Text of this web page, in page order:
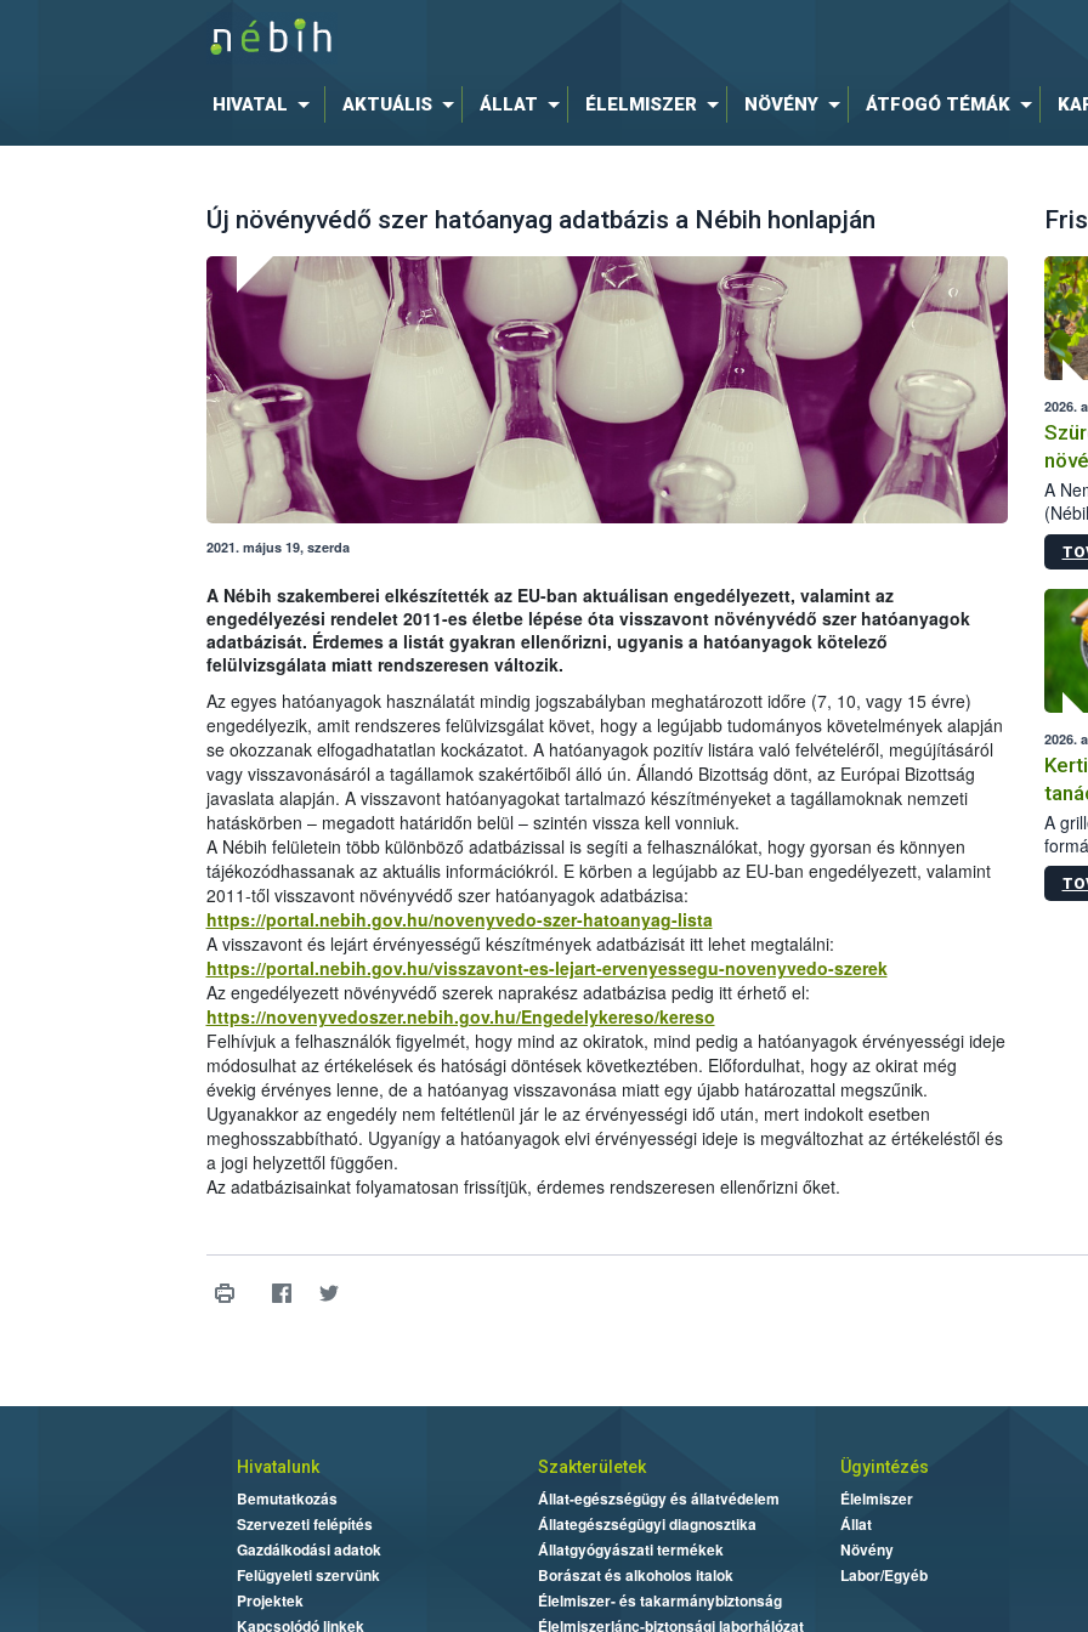
HIVATAL AKTUÁLIS ÁLLAT ÉLELMISZER NÖVÉNY ÁTFOGÓ TÉMÁK
Új növényvédő szer hatóanyag adatbázis a Nébih honlapján
2021. május 19, szerda
A Nébih szakemberei elkészítették az EU-ban aktuálisan engedélyezett, valamint az
engedélyezési rendelet 2011-es életbe lépése óta visszavont növényvédő szer hatóanyagok
adatbázisát. Érdemes a listát gyakran ellenőrizni, ugyanis a hatóanyagok kötelező
felülvizsgálata miatt rendszeresen változik.
Az egyes hatóanyagok használatát mindig jogszabályban meghatározott időre (7, 10, vagy 15 évre)
engedélyezik, amit rendszeres felülvizsgálat követ, hogy a legújabb tudományos követelmények alapján
se okozzanak elfogadhatatlan kockázatot. A hatóanyagok pozitív listára való felvételéről, megújításáról
vagy visszavonásáról a tagállamok szakértőiből álló ún. Állandó Bizottság dönt, az Európai Bizottság
javaslata alapján. A visszavont hatóanyagokat tartalmazó készítményeket a tagállamoknak nemzeti
hatáskörben – megadott határidőn belül – szintén vissza kell vonniuk.
A Nébih felületein több különböző adatbázissal is segíti a felhasználókat, hogy gyorsan és könnyen
tájékozódhassanak az aktuális információkról. E körben a legújabb az EU-ban engedélyezett, valamint
2011-től visszavont növényvédő szer hatóanyagok adatbázisa:
https://portal.nebih.gov.hu/novenyvedo-szer-hatoanyag-lista
A visszavont és lejárt érvényességű készítmények adatbázisát itt lehet megtalálni:
https://portal.nebih.gov.hu/visszavont-es-lejart-ervenyessegu-novenyvedo-szerek
Az engedélyezett növényvédő szerek naprakész adatbázisa pedig itt érhető el:
https://novenyvedoszer.nebih.gov.hu/Engedelykereso/kereso
Felhívjuk a felhasználók figyelmét, hogy mind az okiratok, mind pedig a hatóanyagok érvényességi ideje
módosulhat az értékelések és hatósági döntések következtében. Előfordulhat, hogy az okirat még
évekig érvényes lenne, de a hatóanyag visszavonása miatt egy újabb határozattal megszűnik.
Ugyanakkor az engedély nem feltétlenül jár le az érvényességi idő után, mert indokolt esetben
meghosszabbítható. Ugyanígy a hatóanyagok elvi érvényességi ideje is megváltozhat az értékeléstől és
a jogi helyzettől függően.
Az adatbázisainkat folyamatosan frissítjük, érdemes rendszeresen ellenőrizni őket.
2026.
A
Az
2026.
A
Hivatalunk
Bemutatkozás
Szervezeti felépítés
Gazdálkodási adatok
Felügyeleti szervünk
Projektek
Kapcsolódó linkek
Szakterületek
Állat-egészségügy és állatvédelem
Állategészségügyi diagnosztika
Állatgyógyászati termékek
Borászat és alkoholos italok
Élelmiszer- és takarmánybiztonság
Élelmiszerlánc-biztonsági laborhálózat
Ügyintézés
Élelmiszer
Állat
Növény
Labor/Egyéb